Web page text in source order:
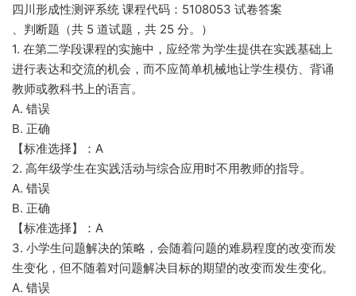
四川形成性测评系统 课程代码：5108053 试卷答案
、判断题（共 5 道试题，共 25 分。）
1. 在第二学段课程的实施中，应经常为学生提供在实践基础上
进行表达和交流的机会，而不应简单机械地让学生模仿、背诵
教师或教科书上的语言。
A. 错误
B. 正确
【标准选择】：A
2. 高年级学生在实践活动与综合应用时不用教师的指导。
A. 错误
B. 正确
【标准选择】：A
3. 小学生问题解决的策略，会随着问题的难易程度的改变而发
生变化，但不随着对问题解决目标的期望的改变而发生变化。
A. 错误